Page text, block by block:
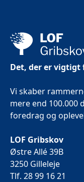
Det, der er
Vi skaber
mere end 100.000
foredrag og
LOF Gribskov
Østre Allé 39B
3250 Gilleleje
Tlf. 28 99 16 21